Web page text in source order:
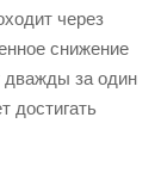
через
снижение
дважды за один
достигать